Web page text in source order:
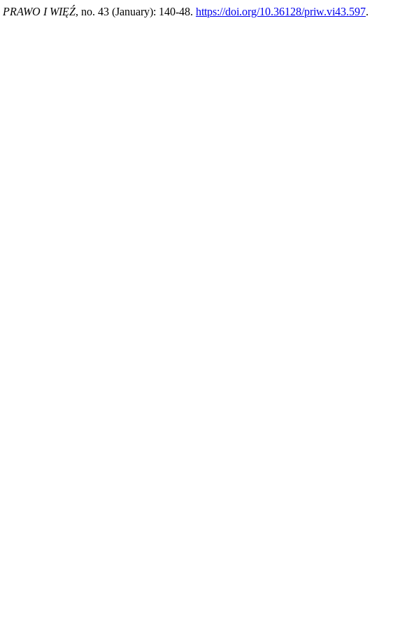
PRAWO I WIĘŹ, no. 43 (January): 140-48. https://doi.org/10.36128/priw.vi43.597.